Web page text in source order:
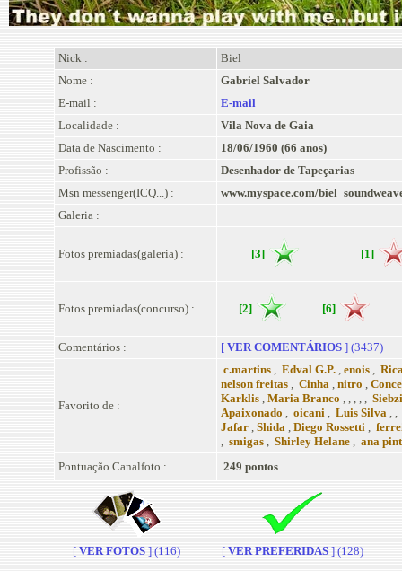
Nick :
Biel
Nome :
Gabriel Salvador
E-mail :
E-mail
Localidade :
Vila Nova de Gaia
Data de Nascimento :
18/06/1960 (66 anos)
Profissão :
Desenhador de Tapeçarias
Msn messenger(ICQ...) :
www.myspace.com/
Galeria :
Fotos premiadas(galeria) : [3] [1]
Fotos premiadas(concurso) : [2] [6]
Comentários : [ VER COMENTÁRIOS ] (3437)
Favorito de :
c.martins , Edval G.P. , enois ,
nelson freitas , Cinha , nitro ,
Karklis , Maria Branco , , , , ,
Apaixonado , oicani , Luis Silva , ,
Jafar , Shida , Diego Rossetti ,
, smigas , Shirley Helane , ana
Pontuação Canalfoto :
249 pontos
[ VER FOTOS ] (116) [ VER PREFERIDAS ] (128)